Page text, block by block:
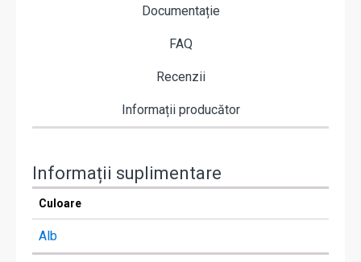
Documentație
FAQ
Recenzii
Informații producător
Informații suplimentare
Culoare
Alb